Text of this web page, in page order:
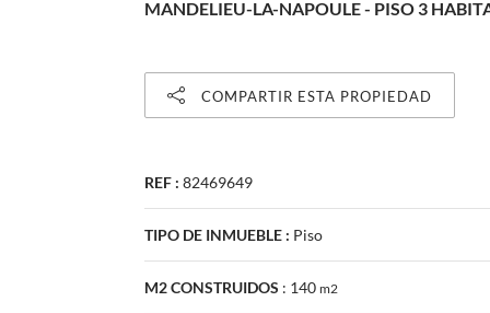
MANDELIEU-LA-NAPOULE - PISO 3
COMPARTIR ESTA PROPIEDAD
REF : 82469649
TIPO DE INMUEBLE : Piso
M2 CONSTRUIDOS : 140 m2